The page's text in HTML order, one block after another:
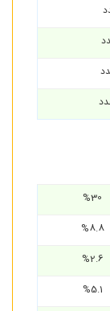
%30
%8.8
%2.6
%5.1